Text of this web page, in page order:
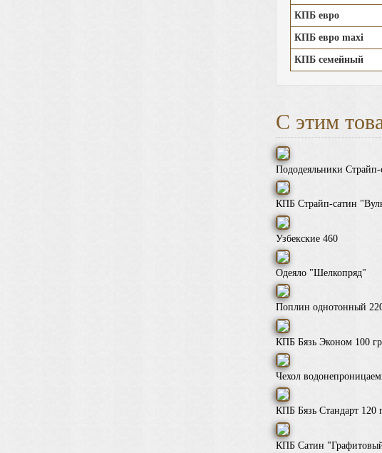
КПБ евро
КПБ евро maxi
КПБ семейный
С этим
Пододеяльники Страйп-
КПБ Страйп-сатин
Узбекские 460
Одеяло "Шелкопряд"
Поплин однотонный
КПБ Бязь Эконом 100
Чехол
КПБ Бязь Стандарт 120
КПБ Сатин